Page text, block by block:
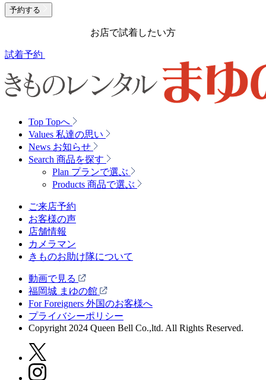
予約する
お店で試着したい方
試着予約
Top Topへ
Values 私達の思い
News お知らせ
Search 商品を探す
Plan プランで選ぶ
Products 商品で選ぶ
ご来店予約
お客様の声
店舗情報
カメラマン
きものお助け隊について
動画で見る
福岡城 まゆの館
For Foreigners 外国のお客様へ
プライバシーポリシー
Copyright 2024 Queen Bell Co.,ltd. All Rights Reserved.